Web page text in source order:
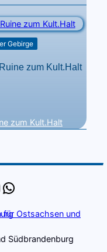
Gebirge
zum Kult.Halt
zum Kult.Halt
Instagram
Südbrandenburg